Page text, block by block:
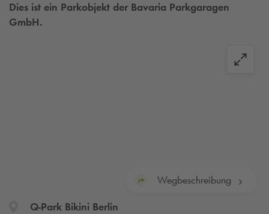
Dies ist ein Parkobjekt der Bavaria Parkgaragen
GmbH.
Wegbeschreibung
Q-ParkBikini Berlin